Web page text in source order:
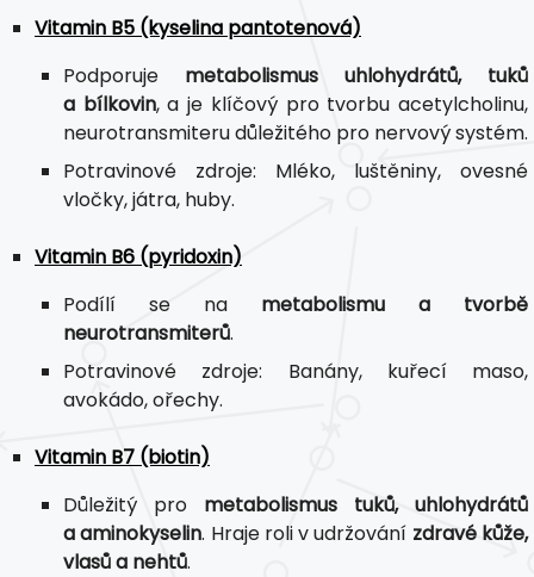
Vitamin B5 (kyselina pantotenová)
Podporuje metabolismus uhlohydrátů, tuků
a bílkovin, a je klíčový pro tvorbu acetylcholinu,
neurotransmiteru důležitého pro nervový systém.
Potravinové zdroje: Mléko, luštěniny, ovesné
vločky, játra, huby.
Vitamin B6 (pyridoxin)
Podílí se na metabolismu a tvorbě
neurotransmiterů.
Potravinové zdroje: Banány, kuřecí maso,
avokádo, ořechy.
Vitamin B7 (biotin)
Důležitý pro metabolismus tuků, uhlohydrátů
a aminokyselin. Hraje roli v udržování zdravé kůže,
vlasů a nehtů.